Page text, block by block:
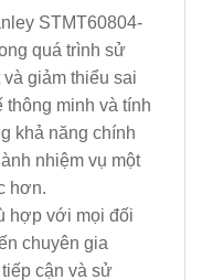
STMT60804-
quá trình sử
giảm thiểu sai
thông minh và tính
khả năng chính
nhiệm vụ một
hơn.
hợp với mọi đối
chuyên gia
cận và sử